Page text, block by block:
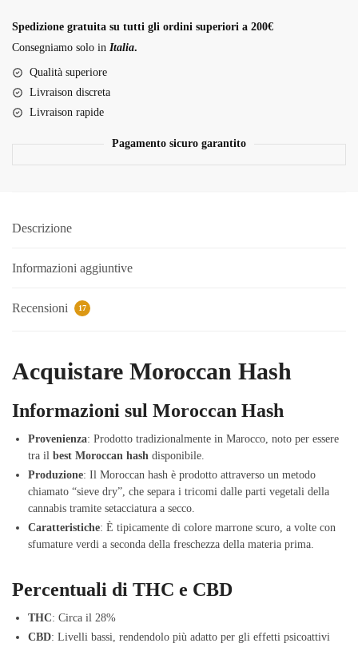
Spedizione gratuita su tutti gli ordini superiori a 200€
Consegniamo solo in Italia.
Qualità superiore
Livraison discreta
Livraison rapide
Pagamento sicuro garantito
Descrizione
Informazioni aggiuntive
Recensioni 17
Acquistare Moroccan Hash
Informazioni sul Moroccan Hash
Provenienza: Prodotto tradizionalmente in Marocco, noto per essere
tra il best Moroccan hash disponibile.
Produzione: Il Moroccan hash è prodotto attraverso un metodo
chiamato “sieve dry”, che separa i tricomi dalle parti vegetali della
cannabis tramite setacciatura a secco.
Caratteristiche: È tipicamente di colore marrone scuro, a volte con
sfumature verdi a seconda della freschezza della materia prima.
Percentuali di THC e CBD
THC: Circa il 28%
CBD: Livelli bassi, rendendolo più adatto per gli effetti psicoattivi